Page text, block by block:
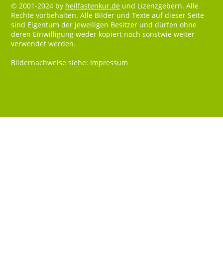
© 2001-2024 by heilfastenkur.de und Lizenzgebern. Alle
Rechte vorbehalten. Alle Bilder und Texte auf dieser Seite
sind Eigentum der jeweiligen Besitzer und dürfen ohne
deren Einwilligung weder kopiert noch sonstwie weiter
verwendet werden.
Bildernachweise siehe: Impressum